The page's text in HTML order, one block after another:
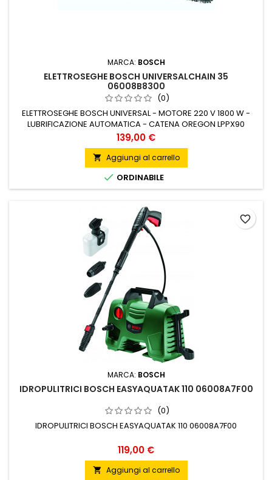
MARCA: BOSCH
ELETTROSEGHE BOSCH UNIVERSALCHAIN 35
06008B8300
(0)
ELETTROSEGHE BOSCH UNIVERSAL - MOTORE 220 V 1800 W -
LUBRIFICAZIONE AUTOMATICA - CATENA OREGON LPPX90
FRENO AUT - TENSIONAMENTO RAPIDO CATENA - BARRA 350
MM
Prezzo
139,00 €
 Aggiungi al carrello
 ORDINABILE
MARCA: BOSCH
IDROPULITRICI BOSCH EASYAQUATAK 110 06008A7F00
(0)
IDROPULITRICI BOSCH EASYAQUATAK 110 06008A7F00
Prezzo
119,00 €
 Aggiungi al carrello
favorite_border